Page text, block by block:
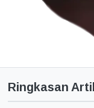
Ringkasan